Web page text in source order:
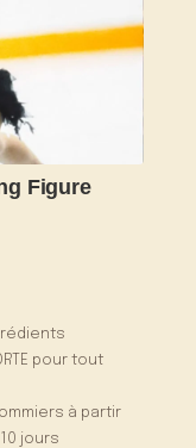
pour tout
à partir
jours